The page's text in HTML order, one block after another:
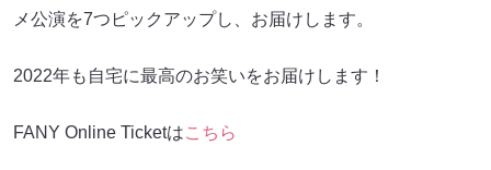
メ公演を7つピックアップし、お届けします。
2022年も自宅に最高のお笑いをお届けします！
FANY Online Ticketはこちら